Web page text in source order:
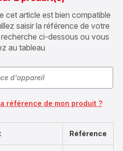
cet article est bien compatible
saisir la référence de votre
ci-dessous ou vous
au tableau
référence de mon produit ?
Référence